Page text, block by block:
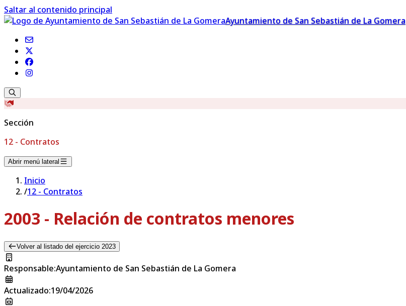
Saltar al contenido principal
Ayuntamiento de San Sebastián de La Gomera
Sección
12 - Contratos
Abrir menú lateral
Inicio
/12 - Contratos
2003 - Relación de contratos menores
Volver al listado del ejercicio 2023
Responsable:Ayuntamiento de San Sebastián de La Gomera
Actualizado:19/04/2026